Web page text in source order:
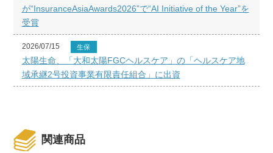
が“InsuranceAsiaAwards2026”で“AI Initiative of the Year”を
受賞
2026/07/15 生保
太陽生命、「大和太陽FGCヘルスケア」の「ヘルスケア地
域承継2号投資事業有限責任組合」に出資
関連商品